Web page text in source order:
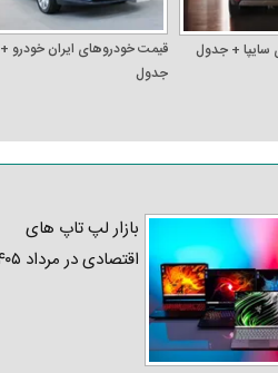
+ جدول
قیمت خودرو‌های ایران خودرو +
جدول
بازار لپ‌ تاپ‌ های
اقتصادی در مرداد ۱۴۰۵